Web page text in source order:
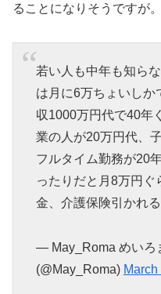
ることになりそうですが。
若い人も中年も知ら
は月に6万ちょいしか
収1000万円代で40年
業の人が20万円代、
フルタイム勤務が20
ったりだと月8万円
金、介護保険引かれる
— May_Roma めい
(@May_Roma)